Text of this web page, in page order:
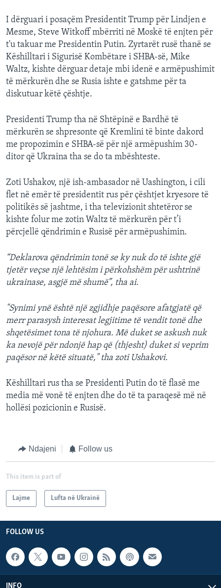
I dërguari i posaçëm Presidentit Trump për Lindjen e
Mesme, Steve Witkoff mbërriti në Moskë të enjten për
t'u takuar me Presidentin Putin. Zyrtarët rusë thanë se
Këshilltari i Sigurisë Kombëtare i SHBA-së, Mike
Waltz, kishte dërguar detaje mbi idenë e armëpushimit
të mërkurën dhe se Rusia ishte e gatshme për ta
diskutuar këtë çështje.
Presidenti Trump tha në Shtëpinë e Bardhë të
mërkurën se shpresonte që Kremlini të binte dakord
me propozimin e SHBA-së për një armëpushim 30-
ditor që Ukraina tha se do ta mbështeste.
Zoti Ushakov, një ish-ambasador në Uashington, i cili
flet në emër të presidentit rus për çështjet kryesore të
politikës së jashtme, i tha televizionit shtetëror se
kishte folur me zotin Waltz të mërkurën për t’i
përcjellë qëndrimin e Rusisë për armëpushimin.
“Deklarova qëndrimin tonë se ky nuk do të ishte gjë
tjetër veçse një lehtësim i përkohshëm për ushtrinë
ukrainase, asgjë më shumë”, tha ai.
"Synimi ynë është një zgjidhje paqësore afatgjatë që
merr parasysh interesat legjitime të vendit tonë dhe
shqetësimet tona të njohura. Më duket se askush nuk
ka nevojë për ndonjë hap që (thjesht) duket si veprim
paqësor në këtë situatë," tha zoti Ushakovi.
Këshilltari rus tha se Presidenti Putin do të flasë me
media më vonë të enjten dhe do të ta paraqesë më në
hollësi pozicionin e Rusisë.
Ndajeni Follow us
This item is part of
Lajme Lufta në Ukrainë
FOLLOW US
INFO